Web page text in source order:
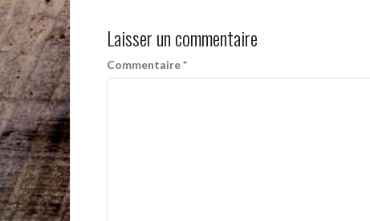
Laisser un commentaire
Commentaire*